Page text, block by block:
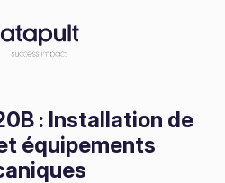
: Installation de
équipements